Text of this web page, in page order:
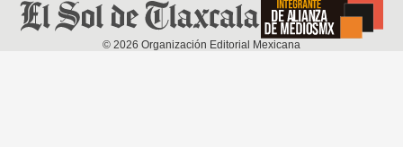
© 2026 Organización Editorial Mexicana